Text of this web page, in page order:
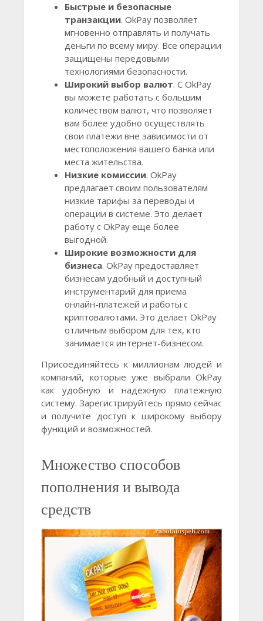
Быстрые и безопасные
транзакции. OkPay позволяет
мгновенно отправлять и получать
деньги по всему миру. Все операции
защищены передовыми
технологиями безопасности.
Широкий выбор валют. С OkPay
вы можете работать с большим
количеством валют, что позволяет
вам более удобно осуществлять
свои платежи вне зависимости от
местоположения вашего банка или
места жительства.
Низкие комиссии. OkPay
предлагает своим пользователям
низкие тарифы за переводы и
операции в системе. Это делает
работу с OkPay еще более
выгодной.
Широкие возможности для
бизнеса. OkPay предоставляет
бизнесам удобный и доступный
инструментарий для приема
онлайн-платежей и работы с
криптовалютами. Это делает OkPay
отличным выбором для тех, кто
занимается интернет-бизнесом.
Присоединяйтесь к миллионам людей и
компаний, которые уже выбрали OkPay
как удобную и надежную платежную
систему. Зарегистрируйтесь прямо сейчас
и получите доступ к широкому выбору
функций и возможностей.
Множество способов
пополнения и вывода
средств